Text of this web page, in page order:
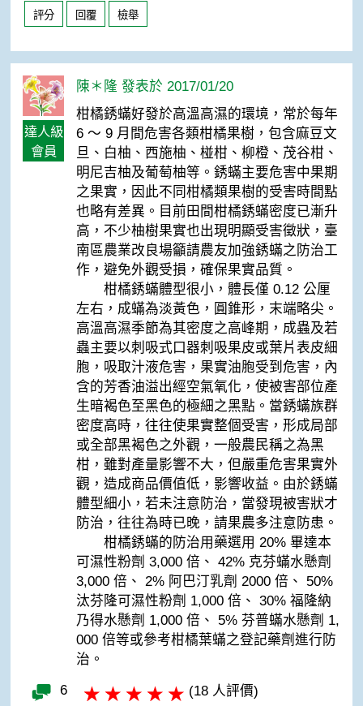
評分 回覆 檢舉
達人級
會員
陳＊隆 發表於 2017/01/20
柑橘銹蟎好發於高溫高濕的環境，常於每年
6 ～ 9 月間危害各類柑橘果樹，包含麻豆文
旦、白柚、西施柚、椪柑、柳橙、茂谷柑、
明尼吉柚及葡萄柚等。銹蟎主要危害中果期
之果實，因此不同柑橘類果樹的受害時間點
也略有差異。目前田間柑橘銹蟎密度已漸升
高，不少柚樹果實也出現明顯受害徵狀，臺
南區農業改良場籲請農友加強銹蟎之防治工
作，避免外觀受損，確保果實品質。
柑橘銹蟎體型很小，體長僅 0.12 公厘
左右，成蟎為淡黃色，圓錐形，末端略尖。
高溫高濕季節為其密度之高峰期，成蟲及若
蟲主要以刺吸式口器刺吸果皮或葉片表皮細
胞，吸取汁液危害，果實油胞受到危害，內
含的芳香油溢出經空氣氧化，使被害部位產
生暗褐色至黑色的極細之黑點。當銹蟎族群
密度高時，往往使果實整個受害，形成局部
或全部黑褐色之外觀，一般農民稱之為黑
柑，雖對產量影響不大，但嚴重危害果實外
觀，造成商品價值低，影響收益。由於銹蟎
體型細小，若未注意防治，當發現被害狀才
防治，往往為時已晚，請果農多注意防患。
柑橘銹蟎的防治用藥選用 20% 畢達本
可濕性粉劑 3,000 倍、 42% 克芬蟎水懸劑
3,000 倍、 2% 阿巴汀乳劑 2000 倍、 50%
汰芬隆可濕性粉劑 1,000 倍、 30% 福隆納
乃得水懸劑 1,000 倍、 5% 芬普蟎水懸劑 1,
000 倍等或參考柑橘葉蟎之登記藥劑進行防
治。
6 (18 人評價)